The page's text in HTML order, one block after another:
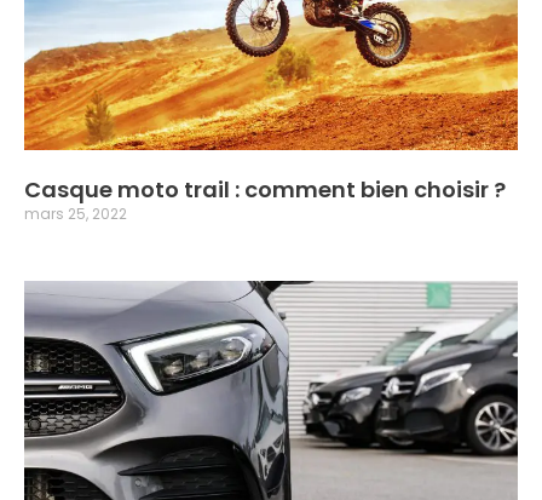
Casque moto trail : comment bien choisir ?
mars 25, 2022